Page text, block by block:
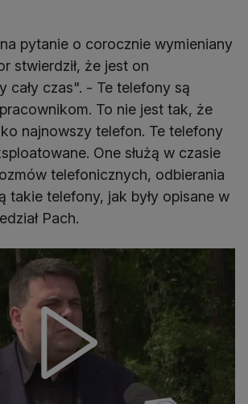
pytanie o corocznie wymieniany
stwierdził, że jest on
cały czas". - Te telefony są
To nie jest tak, że
najnowszy telefon. Te telefony
One służą w czasie
telefonicznych, odbierania
takie telefony, jak były opisane w
Pach.